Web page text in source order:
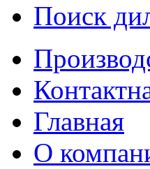
Поиск
Главная
О